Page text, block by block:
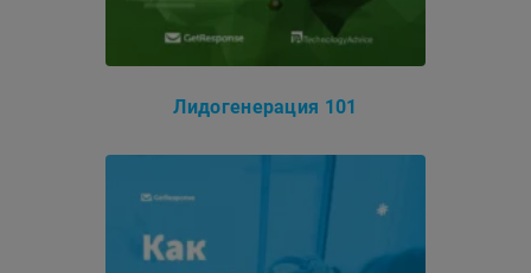
Лидогенерация 101